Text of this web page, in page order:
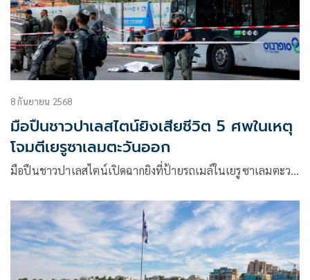
8 กันยายน 2568
มือปืนชาวปาเลสไตน์ยิงเสียชีวิต 5 ศพในเหตุ
โจมตีเยรูซาเลมตะวันออก
มือปืนชาวปาเลสไตน์เปิดฉากยิงที่ป้ายรถเมล์ในเยรูซาเลมตะว…